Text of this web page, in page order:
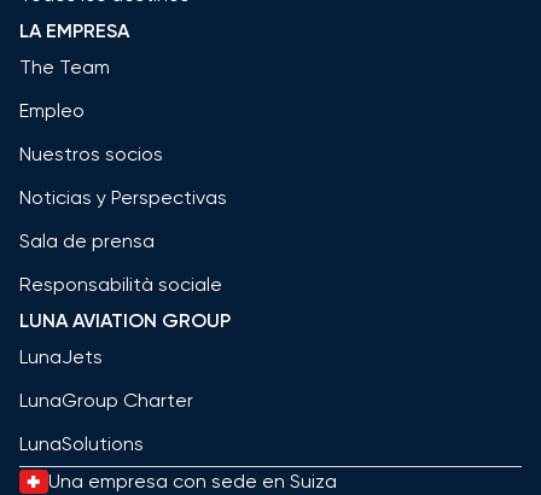
LA EMPRESA
The Team
Empleo
Nuestros socios
Noticias y Perspectivas
Sala de prensa
Responsabilità sociale
LUNA AVIATION GROUP
LunaJets
LunaGroup Charter
LunaSolutions
Una empresa con sede en Suiza